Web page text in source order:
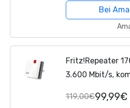
ADSL2+, WLAN
Bei
Fritz!Repeater
3.600 Mbit/s,
Mesh, einfache
119,00€99,99€